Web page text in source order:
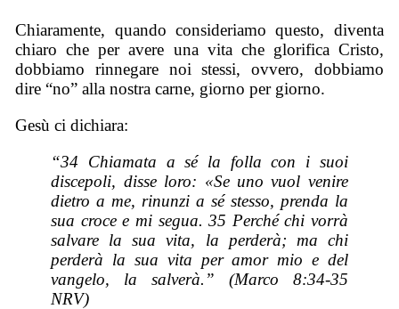
Chiaramente, quando consideriamo questo, diventa
chiaro che per avere una vita che glorifica Cristo,
dobbiamo rinnegare noi stessi, ovvero, dobbiamo
dire “no” alla nostra carne, giorno per giorno.
Gesù ci dichiara:
“34 Chiamata a sé la folla con i suoi
discepoli, disse loro: «Se uno vuol venire
dietro a me, rinunzi a sé stesso, prenda la
sua croce e mi segua. 35 Perché chi vorrà
salvare la sua vita, la perderà; ma chi
perderà la sua vita per amor mio e del
vangelo, la salverà.” (Marco 8:34-35
NRV)